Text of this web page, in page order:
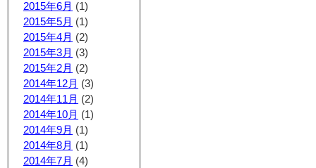
2015年6月 (1)
2015年5月 (1)
2015年4月 (2)
2015年3月 (3)
2015年2月 (2)
2014年12月 (3)
2014年11月 (2)
2014年10月 (1)
2014年9月 (1)
2014年8月 (1)
2014年7月 (4)